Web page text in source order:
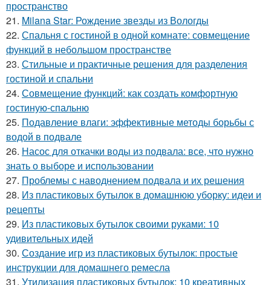
пространство
21. Milana Star: Рождение звезды из Вологды
22. Спальня с гостиной в одной комнате: совмещение
функций в небольшом пространстве
23. Стильные и практичные решения для разделения
гостиной и спальни
24. Совмещение функций: как создать комфортную
гостиную-спальню
25. Подавление влаги: эффективные методы борьбы с
водой в подвале
26. Насос для откачки воды из подвала: все, что нужно
знать о выборе и использовании
27. Проблемы с наводнением подвала и их решения
28. Из пластиковых бутылок в домашнюю уборку: идеи и
рецепты
29. Из пластиковых бутылок своими руками: 10
удивительных идей
30. Создание игр из пластиковых бутылок: простые
инструкции для домашнего ремесла
31. Утилизация пластиковых бутылок: 10 креативных